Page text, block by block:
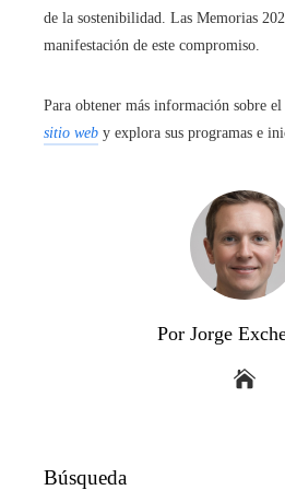
de la sostenibilidad. Las Memorias
manifestación de este compromiso.
Para obtener más información sobre
sitio web y explora sus programas e
Por Jorge
Búsqueda